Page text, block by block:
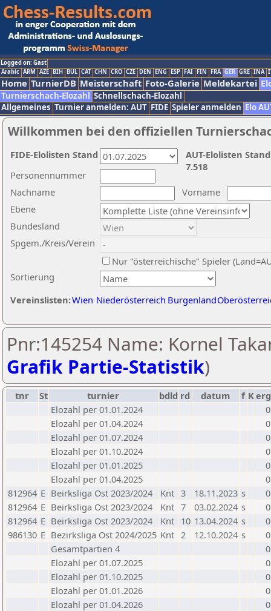
Logged on: Gast
Arabic ARM AZE BIH BUL CAT CHN CRO CZE DEN ENG ESP FAI FIN FRA GER GRE INA
Home TurnierDB Meisterschaft Foto-Galerie Meldekartei
Turnierschach-Elozahl Schnellschach-Elozahl
Allgemeines Turnier anmelden: AUT FIDE Spieler anmelden Elo
Willkommen bei den offiziellen
Nachname
Vorname
Ebene
Sortierung
Personennummer
Bundesland
Spgem./Kreis/Verein
Nur "österreichische" Spieler
Vereinslisten:Wien Niederösterreich Burgenland
AUT-Elolisten
7.518
FIDE-Elolisten Stand
Pnr:145254 Name: Kornel
Grafik Partie-Statistik)
tnr St turnier bdld rd datum f Kerg
Elozahl per 01.01.2024
0
Elozahl per 01.04.2024
0
Elozahl per 01.07.2024
0
Elozahl per 01.10.2024
0
Elozahl per 01.01.2025
0
Elozahl per 01.04.2025
0
812964 E Beirksliga Ost 2023/2024 Knt 3 18.11.2023 s
0
812964 E Beirksliga Ost 2023/2024 Knt 7 03.02.2024 s
0
812964 E Beirksliga Ost 2023/2024 Knt 10 13.04.2024 s
0
986130 E Bezirksliga Ost 2024/2025 Knt 2 12.10.2024 s
0
Gesamtpartien 4
0
Elozahl per 01.07.2025
0
Elozahl per 01.10.2025
0
Elozahl per 01.01.2026
0
Elozahl per 01.04.2026
0